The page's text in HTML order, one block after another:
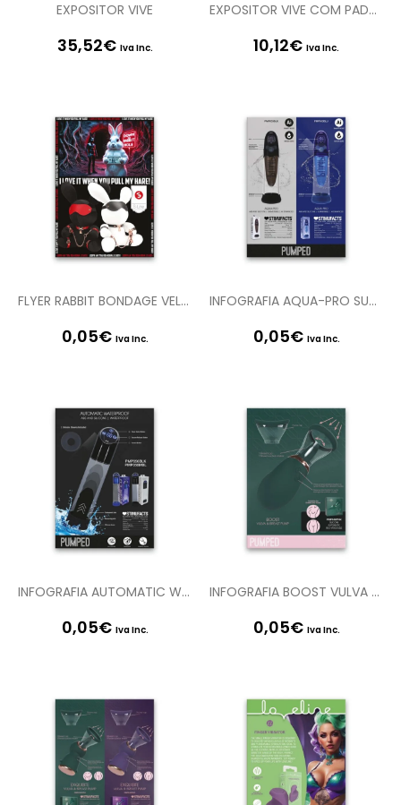
EXPOSITOR VIVE
35,52€ Iva Inc.
EXPOSITOR VIVE COM PADRÃO MÁRMORE
10,12€ Iva Inc.
FLYER RABBIT BONDAGE VELVET LARGE SLI267BLK – SLI267WHT S-LINE
0,05€ Iva Inc.
INFOGRAFIA AQUA-PRO SUBMERSIBLE AUTOMATIC PUMP PMP053BLK – PMP053BLU EN PUMPED
0,05€ Iva Inc.
INFOGRAFIA AUTOMATIC WATERPROOF PUMP PMP056BLK – PMP056MBL EN PUMPED
0,05€ Iva Inc.
INFOGRAFIA BOOST VULVA AND BREAST PUMP PMP048PNK EN PUMPED
0,05€ Iva Inc.